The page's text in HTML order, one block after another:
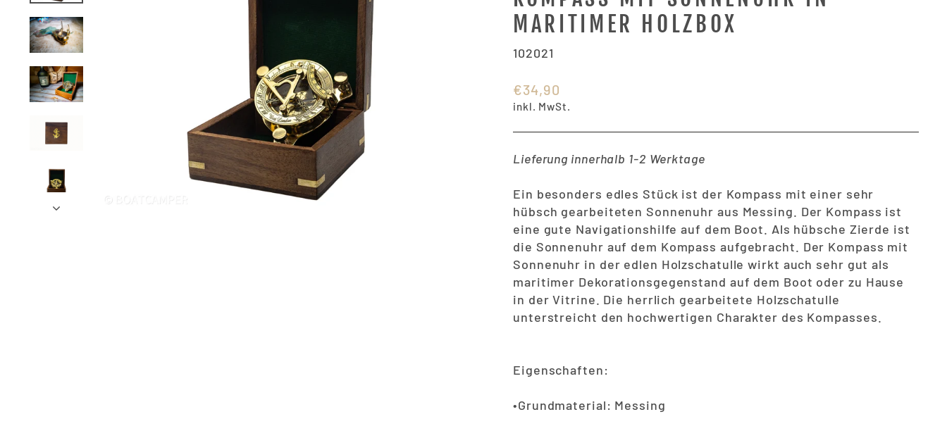
MARITIMER HOLZBOX
102021
Normaler
Preis
€34,90
inkl. MwSt.
Lieferung innerhalb 1-2 Werktage
Ein besonders edles Stück ist der Kompass mit einer sehr
hübsch gearbeiteten Sonnenuhr aus Messing. Der Kompass ist
eine gute Navigationshilfe auf dem Boot. Als hübsche Zierde ist
die Sonnenuhr auf dem Kompass aufgebracht. Der Kompass mit
Sonnenuhr in der edlen Holzschatulle wirkt auch sehr gut als
maritimer Dekorationsgegenstand auf dem Boot oder zu Hause
in der Vitrine. Die herrlich gearbeitete Holzschatulle
unterstreicht den hochwertigen Charakter des Kompasses.
Eigenschaften:
•Grundmaterial: Messing